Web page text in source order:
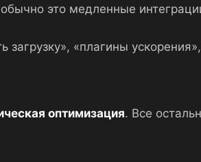
это медленные
«плагины
оптимизация. Все